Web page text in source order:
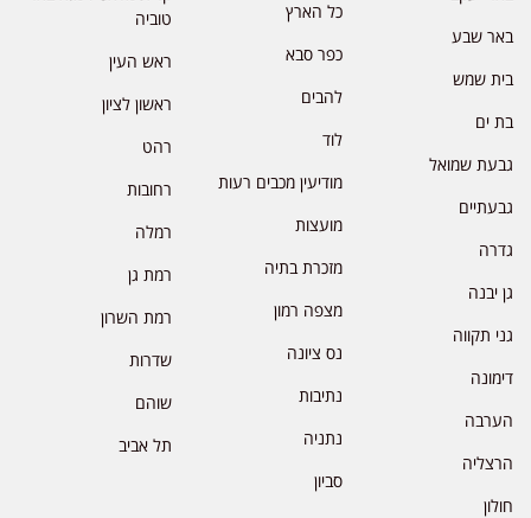
באר שבע
בית שמש
בת ים
גבעת שמואל
גבעתיים
גדרה
גן יבנה
גני תקווה
דימונה
הערבה
הרצליה
חולון
כל הארץ
כפר סבא
להבים
לוד
מודיעין מכבים רעות
מועצות
מזכרת בתיה
מצפה רמון
נס ציונה
נתיבות
נתניה
סביון
טוביה
ראש העין
ראשון לציון
רהט
רחובות
רמלה
רמת גן
רמת השרון
שדרות
שוהם
תל אביב